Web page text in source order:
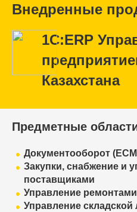
Внедренные
1С:ERP
Казахстана
Предметные
Документооборот
Закупки, снабжение и
поставщиками
Управление
Управление складской